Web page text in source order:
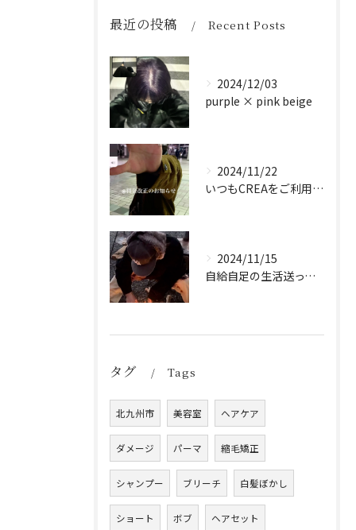
最近の投稿 Recent Posts
2024/12/03
purple × pink beige
2024/11/22
いつもCREAをご利用頂き誠に有難う御座います！
2024/11/15
自給自足の生活送ってます
タグ Tags
北九州市 美容室 ヘアケア
ダメージ パーマ 縮毛矯正
シャンプー ブリーチ 白髪ぼかし
ショート ボブ ヘアセット